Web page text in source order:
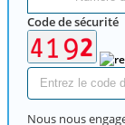
Code de sécurité
Nous nous